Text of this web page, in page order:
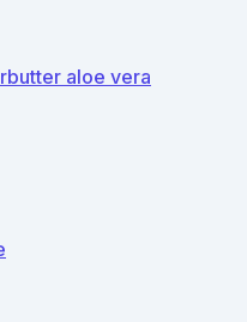
aloe vera